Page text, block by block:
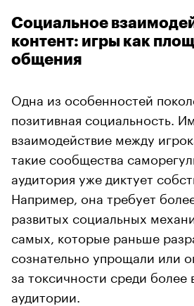
Социальное
контент: игры как
общения
Одна из особенностей
позитивная социальность.
взаимодействие между
такие сообщества
аудитория уже диктует
Например, она требует
развитых социальных
самых, которые раньше
сознательно упрощали или
за токсичности среди более
аудитории.